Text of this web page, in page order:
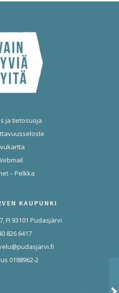
ja tietosuoja
– Pelkka
KAUPUNKI
FI 93101 Pudasjärvi
826 6417
0188962-2